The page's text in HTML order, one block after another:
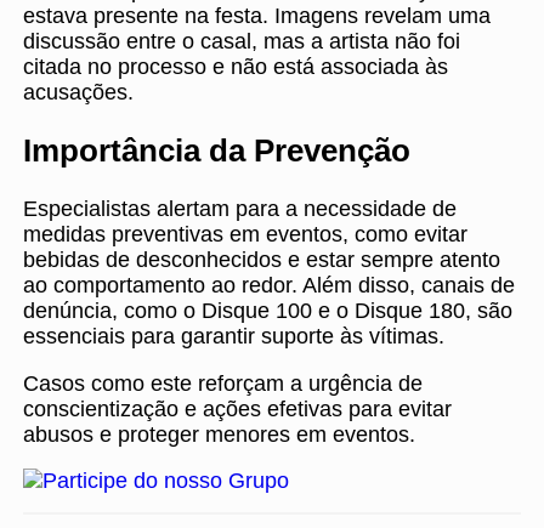
estava presente na festa. Imagens revelam uma
discussão entre o casal, mas a artista não foi
citada no processo e não está associada às
acusações.
Importância da Prevenção
Especialistas alertam para a necessidade de
medidas preventivas em eventos, como evitar
bebidas de desconhecidos e estar sempre atento
ao comportamento ao redor. Além disso, canais de
denúncia, como o Disque 100 e o Disque 180, são
essenciais para garantir suporte às vítimas.
Casos como este reforçam a urgência de
conscientização e ações efetivas para evitar
abusos e proteger menores em eventos.